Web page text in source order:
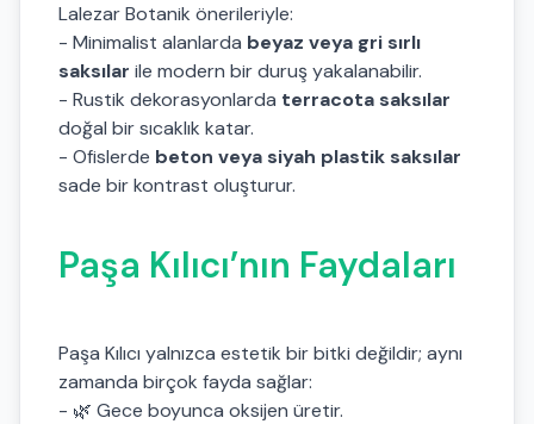
Lalezar Botanik önerileriyle:
- Minimalist alanlarda beyaz veya gri sırlı
saksılar ile modern bir duruş yakalanabilir.
- Rustik dekorasyonlarda terracota saksılar
doğal bir sıcaklık katar.
- Ofislerde beton veya siyah plastik saksılar
sade bir kontrast oluşturur.
Paşa Kılıcı’nın Faydaları
Paşa Kılıcı yalnızca estetik bir bitki değildir; aynı
zamanda birçok fayda sağlar:
- 🌿 Gece boyunca oksijen üretir.